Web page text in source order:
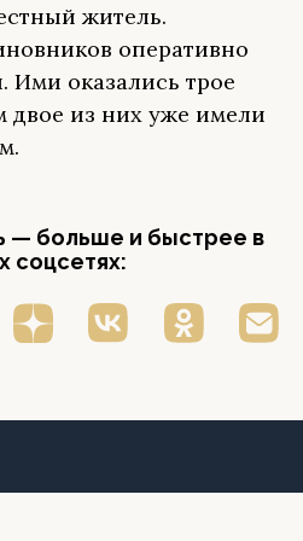
житель.
оперативно
Ими оказались трое
двое из них уже имели
— больше и быстрее в
соцсетях: